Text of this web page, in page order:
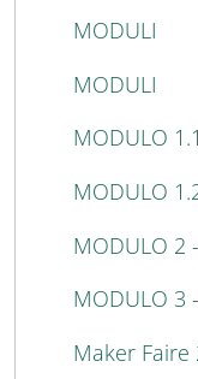
MODULI
MODULI
MODULO
MODULO
MODULO 2
MODULO 3
Maker Faire